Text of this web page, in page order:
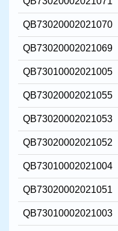
QB73020002021070
QB73020002021069
QB73010002021005
QB73020002021055
QB73020002021053
QB73020002021052
QB73010002021004
QB73020002021051
QB73010002021003